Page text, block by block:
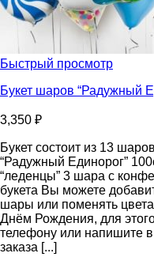
Быстрый просмотр
Букет шаров “Радужный
3,350 ₽
Букет состоит из 13
“Радужный Единорог”
“леденцы” 3 шара с
букета Вы можете
шары или поменять
Днём Рождения, для
телефону или напишите
заказа [...]